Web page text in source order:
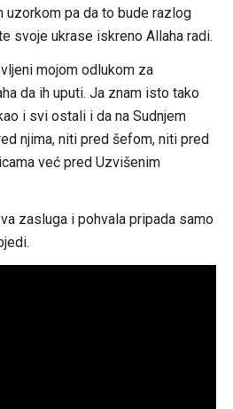
uzorkom pa da to bude razlog
svoje ukrase iskreno Allaha radi.
mojom odlukom za
da ih uputi. Ja znam isto tako
i svi ostali i da na Sudnjem
njima, niti pred šefom, niti pred
već pred Uzvišenim
zasluga i pohvala pripada samo